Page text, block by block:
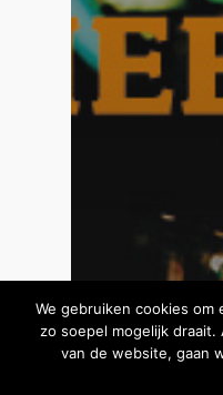
We gebruiken cookies
zo soepel mogelijk
van de website, gaan